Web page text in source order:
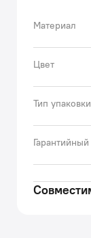
• Гарантия
(с)
Материал
Цвет
Тип упаковки